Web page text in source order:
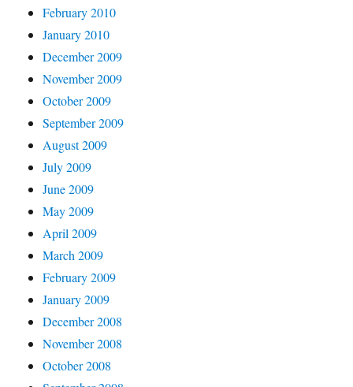
February 2010
January 2010
December 2009
November 2009
October 2009
September 2009
August 2009
July 2009
June 2009
May 2009
April 2009
March 2009
February 2009
January 2009
December 2008
November 2008
October 2008